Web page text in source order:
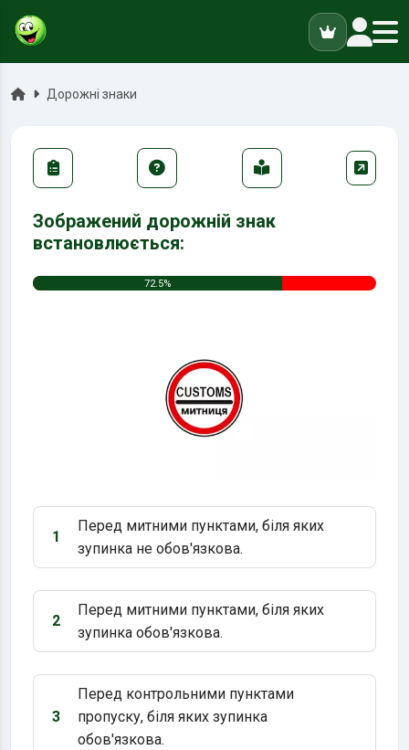
ГоловнаДорожні знаки
Зображений дорожній знак
встановлюється:
72.5%
Варіант 1:
1
Перед митними пунктами, біля яких
зупинка не обов'язкова.
Варіант 2:
2
Перед митними пунктами, біля яких
зупинка обов'язкова.
Варіант 3:
3
Перед контрольними пунктами
пропуску, біля яких зупинка
обов'язкова.